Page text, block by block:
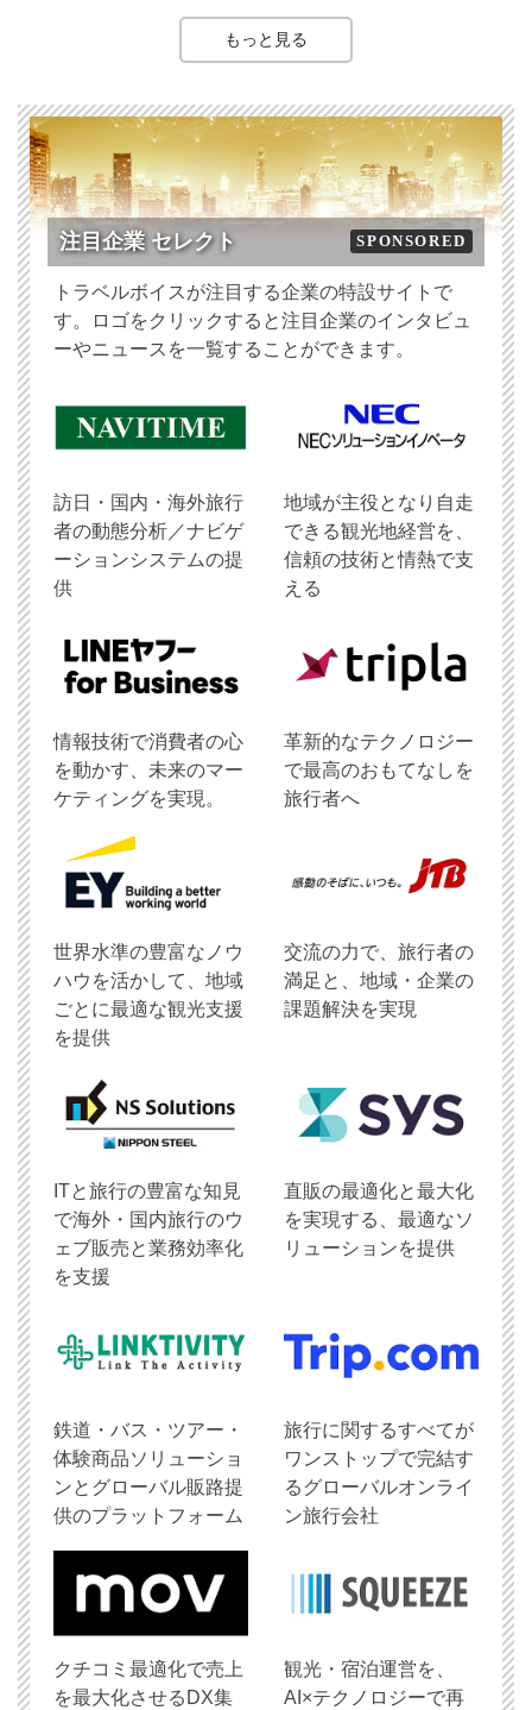
もっと見る
注目企業 セレクト SPONSORED
トラベルボイスが注目する企業の特設サイトで
す。ロゴをクリックすると注目企業のインタビュ
ーやニュースを一覧することができます。
訪日・国内・海外旅行
者の動態分析／ナビゲ
ーションシステムの提
供
地域が主役となり自走
できる観光地経営を、
信頼の技術と情熱で支
える
情報技術で消費者の心
を動かす、未来のマー
ケティングを実現。
革新的なテクノロジー
で最高のおもてなしを
旅行者へ
世界水準の豊富なノウ
ハウを活かして、地域
ごとに最適な観光支援
を提供
交流の力で、旅行者の
満足と、地域・企業の
課題解決を実現
ITと旅行の豊富な知見
で海外・国内旅行のウ
ェブ販売と業務効率化
を支援
直販の最適化と最大化
を実現する、最適なソ
リューションを提供
鉄道・バス・ツアー・
体験商品ソリューショ
ンとグローバル販路提
供のプラットフォーム
旅行に関するすべてが
ワンストップで完結す
るグローバルオンライ
ン旅行会社
クチコミ最適化で売上
を最大化させるDX集
観光・宿泊運営を、
AI×テクノロジーで再